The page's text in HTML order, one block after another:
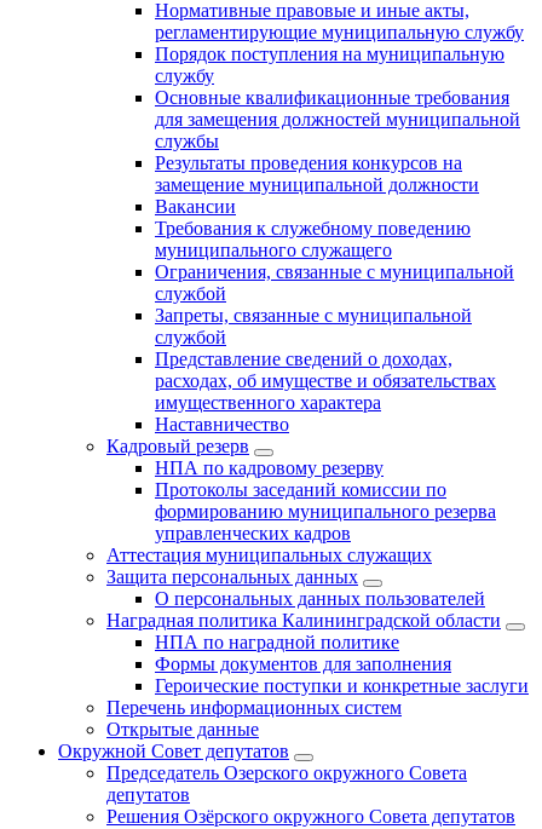
Нормативные правовые и иные акты,
регламентирующие муниципальную службу
Порядок поступления на муниципальную
службу
Основные квалификационные требования
для замещения должностей муниципальной
службы
Результаты проведения конкурсов на
замещение муниципальной должности
Вакансии
Требования к служебному поведению
муниципального служащего
Ограничения, связанные с муниципальной
службой
Запреты, связанные с муниципальной
службой
Представление сведений о доходах,
расходах, об имуществе и обязательствах
имущественного характера
Наставничество
Кадровый резерв
НПА по кадровому резерву
Протоколы заседаний комиссии по
формированию муниципального резерва
управленческих кадров
Аттестация муниципальных служащих
Защита персональных данных
О персональных данных пользователей
Наградная политика Калининградской области
НПА по наградной политике
Формы документов для заполнения
Героические поступки и конкретные заслуги
Перечень информационных систем
Открытые данные
Окружной Совет депутатов
Председатель Озерского окружного Совета
депутатов
Решения Озёрского окружного Совета депутатов